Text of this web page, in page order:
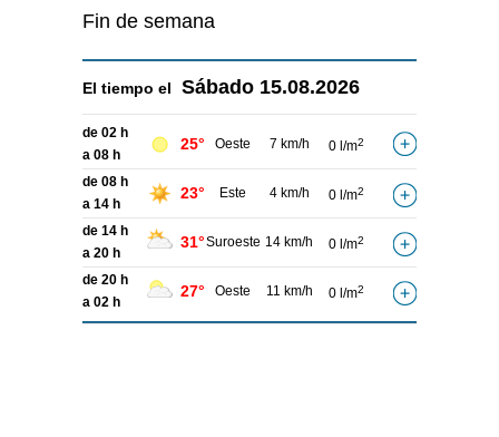
Fin de semana
El tiempo el Sábado 15.08.2026
de 02 h
a 08 h
25° Oeste 7 km/h 0 l/m2
de 08 h
a 14 h
23° Este 4 km/h 0 l/m2
de 14 h
a 20 h
31°Suroeste 14 km/h 0 l/m2
de 20 h
a 02 h
27° Oeste 11 km/h 0 l/m2